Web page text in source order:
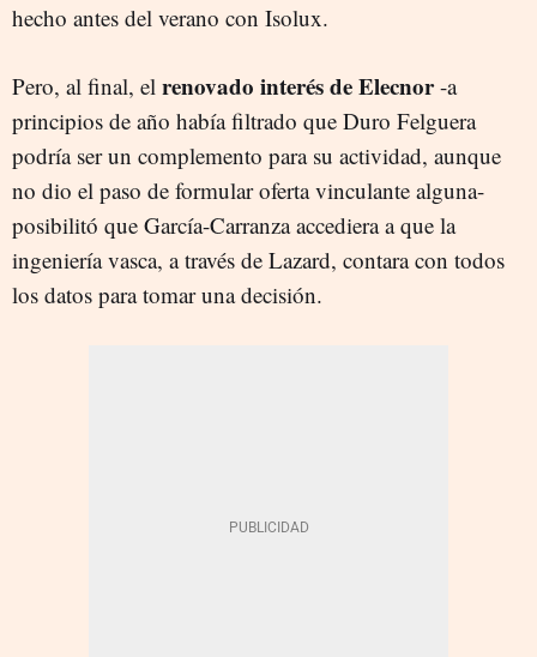
hecho antes del verano con Isolux.
Pero, al final, el renovado interés de Elecnor-a
principios de año había filtrado que Duro Felguera
podría ser un complemento para su actividad, aunque
no dio el paso de formular oferta vinculante alguna-
posibilitó que García-Carranza accediera a que la
ingeniería vasca, a través de Lazard, contara con todos
los datos para tomar una decisión.